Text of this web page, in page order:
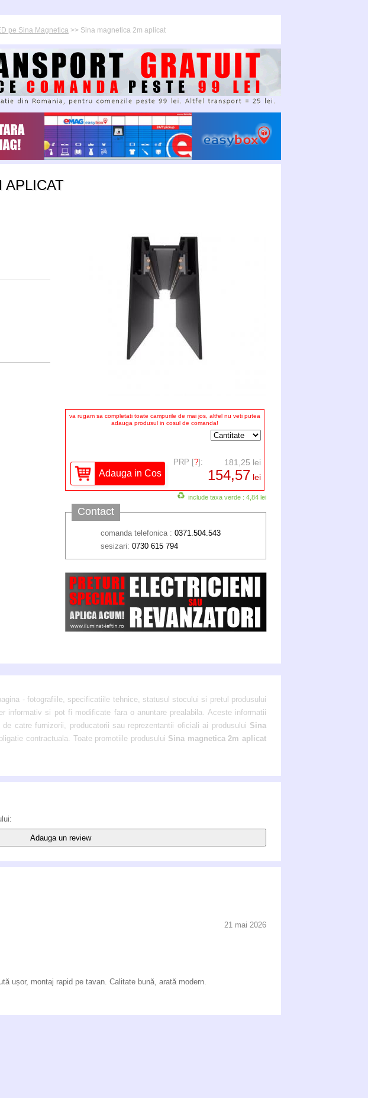
pe Sina Magnetica >> Sina magnetica 2m aplicat
APLICAT
va rugam sa completati toate campurile de mai jos, altfel nu veti putea
adauga produsul in cosul de comanda!
PRP [?]: 181,25 lei
154,57 lei
include taxa verde : 4,84 lei
Contact
comanda telefonica : 0371.504.543
sesizari: 0730 615 794
- fotografiile, specificatiile tehnice, statusul stocului si pretul produsului
informativ si pot fi modificate fara o anuntare prealabila. Aceste informatii
catre furnizorii, producatorii sau reprezentantii oficiali ai produsului Sina
contractuala. Toate promotiile produsului Sina magnetica 2m aplicat
Adauga un review
21 mai 2026
ușor, montaj rapid pe tavan. Calitate bună, arată modern.